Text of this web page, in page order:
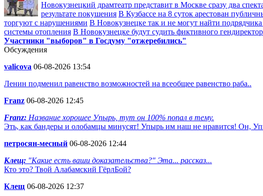
Новокузнецкий драмтеатр представит в Москве сразу два
результате покушения В Кузбассе на 8 суток арестован
торгуют с нарушениями В Новокузнецке так и не могут найти подрядчика
системы отопления В Новокузнецке будут судить фиктивного
Участники "выборов" в Госдуму "отжеребились"
Обсуждения
valicova 06-08-2026 13:54
Ленин подменил равенство возможностей на всеобщее равенство раба..
Franz 06-08-2026 12:45
Franz: Название хорошее Упырь, тут он 100% попал в тему.
Эть, как бандеры и олобамцы минусят! Упырь им наш не нравится! Он,
петросян-месный 06-08-2026 12:44
Клещ: "Какие есть ваши доказательства?" Эта... рассказ...
Кто это? Твой Алабамский ГёрлБой?
Клещ 06-08-2026 12:37